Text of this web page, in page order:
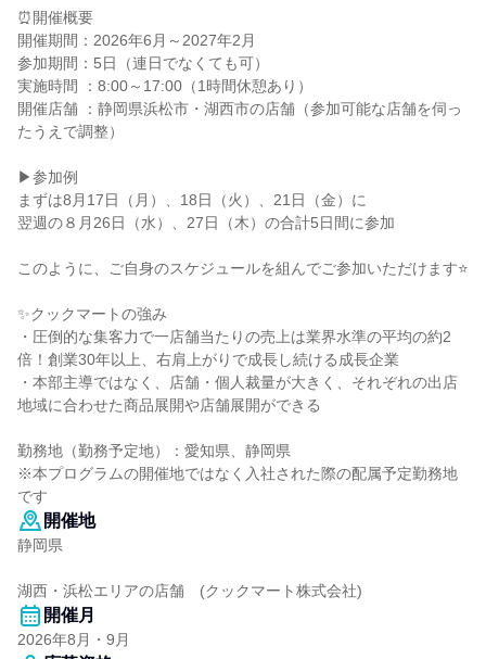
⏰開催概要
開催期間：2026年6月～2027年2月
参加期間：5日（連日でなくても可）
実施時間 ：8:00～17:00（1時間休憩あり）
開催店舗 ：静岡県浜松市・湖西市の店舗（参加可能な店舗を伺っ
たうえで調整）
▶参加例
まずは8月17日（月）、18日（火）、21日（金）に
翌週の８月26日（水）、27日（木）の合計5日間に参加
このように、ご自身のスケジュールを組んでご参加いただけます⭐
✨クックマートの強み
・圧倒的な集客力で一店舗当たりの売上は業界水準の平均の約2
倍！創業30年以上、右肩上がりで成長し続ける成長企業
・本部主導ではなく、店舗・個人裁量が大きく、それぞれの出店
地域に合わせた商品展開や店舗展開ができる
勤務地（勤務予定地）：愛知県、静岡県
※本プログラムの開催地ではなく入社された際の配属予定勤務地
です
開催地
静岡県
湖西・浜松エリアの店舗 (クックマート株式会社)
開催月
2026年8月・9月